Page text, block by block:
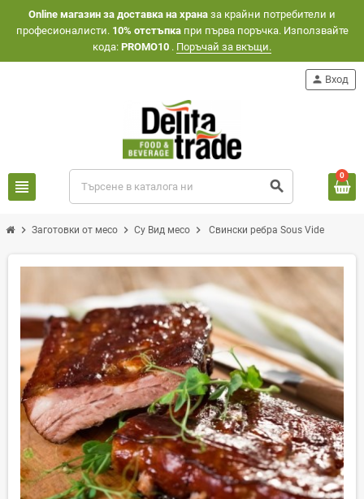
Оnline магазин за доставка на храна за крайни потребители и
професионалисти. 10% отстъпкапри първа поръчка. Използвайте
кода: PROMO10 . Поръчай за вкъщи.
view_headline search
person Вход
0
chevron_right Заготовки от месо chevron_right Су Вид месо chevron_right Свински ребра Sous Vide